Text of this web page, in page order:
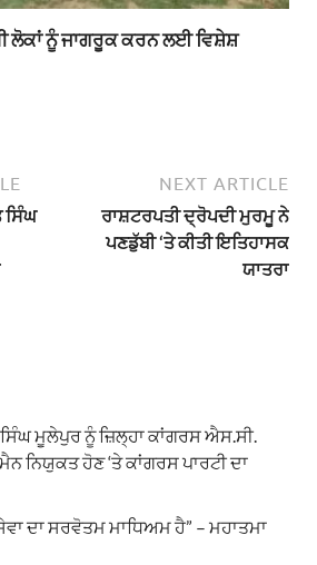
ਲੋਕਾਂ ਨੂੰ ਜਾਗਰੂਕ ਕਰਨ ਲਈ ਵਿਸ਼ੇਸ਼
ਸਿੰਘ
NEXT ARTICLE
ਰਾਸ਼ਟਰਪਤੀ ਦ੍ਰੋਪਦੀ ਮੁਰਮੂ ਨੇ
ਪਣਡੁੱਬੀ ‘ਤੇ ਕੀਤੀ ਇਤਿਹਾਸਕ
ਯਾਤਰਾ
ਮੂਲੇਪੁਰ ਨੂੰ ਜ਼ਿਲ੍ਹਾ ਕਾਂਗਰਸ ਐਸ.ਸੀ.
ਨਿਯੁਕਤ ਹੋਣ ‘ਤੇ ਕਾਂਗਰਸ ਪਾਰਟੀ ਦਾ
ਦਾ ਸਰਵੋਤਮ ਮਾਧਿਅਮ ਹੈ” – ਮਹਾਤਮਾ